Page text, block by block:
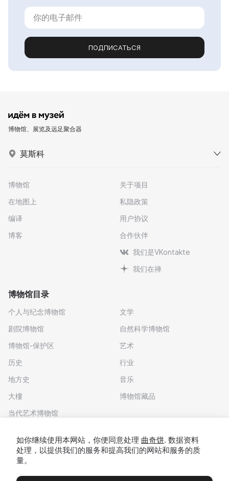
ПОДПИСАТЬСЯ
博物馆、展览及远足聚合器
莫斯科
博物馆
在地图上
编译
博客
关于项目
私隐政策
用户协议
合作伙伴
我们是VKontakte
我们在禅
博物馆目录
个人与纪念博物馆
剧院博物馆
博物馆-保护区
历史
地方史
大樓
当代艺术博物馆
文学
自然科学博物馆
艺术
行业
音乐
博物馆藏品
如你继续使用本网站，你便同意处理 曲奇饼. 数据资料
处理，以提供我们的服务和提高我们的网站和服务的质
量。